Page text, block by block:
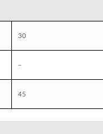
30
–
45